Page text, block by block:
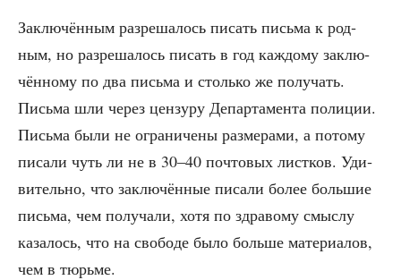
Заклю­чён­ным раз­ре­ша­лось писать пись­ма к род­
ным, но раз­ре­ша­лось писать в год каж­до­му заклю­
чён­но­му по два пись­ма и столь­ко же полу­чать.
Пись­ма шли через цен­зу­ру Депар­та­мен­та поли­ции.
Пись­ма были не огра­ни­че­ны раз­ме­ра­ми, а пото­му
писа­ли чуть ли не в 30–40 поч­то­вых лист­ков. Уди­
ви­тель­но, что заклю­чён­ные писа­ли более боль­шие
пись­ма, чем полу­ча­ли, хотя по здра­во­му смыс­лу
каза­лось, что на сво­бо­де было боль­ше мате­ри­а­лов,
чем в тюрьме.